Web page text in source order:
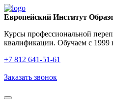
Европейский Институт
Курсы профессиональной
квалификации. Обучаем с 1999
+7 812 641‑51‑61
Заказать звонок